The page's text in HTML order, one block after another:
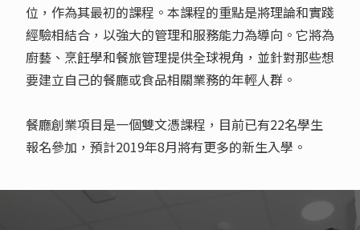
位，作為其最初的課程。本課程的重點是將理論和實踐
經驗相結合，以強大的管理和服務能力為導向。它將為
廚藝、烹飪學和餐旅管理提供全球視角，並針對那些想
要建立自己的餐廳或食品相關業務的年輕人群。
餐廳創業項目是一個雙文憑課程，目前已有22名學生
報名參加，預計2019年8月將有更多的新生入學。